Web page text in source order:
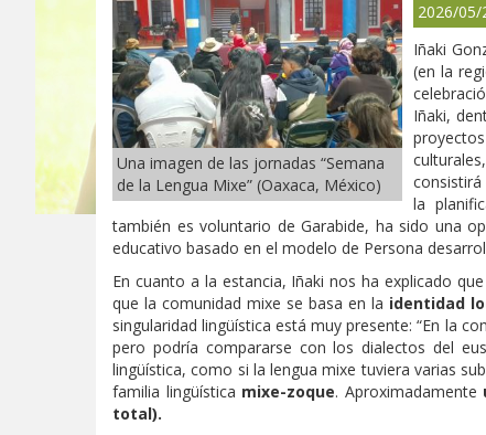
Una imagen de las jornadas “Semana
de la Lengua Mixe” (Oaxaca, México)
2026/05/
Iñaki
(en la
Iñaki,
la
también es voluntario de Garabide, ha sido una
educativo basado en el modelo de Persona
En cuanto a la estancia, Iñaki nos ha explicado
que la comunidad mixe se basa en la identidad
singularidad lingüística está muy presente: “En la
pero podría compararse con los dialectos del
lingüística, como si la lengua mixe tuviera varias
familia lingüística mixe-zoque. Aproximadamente
total).